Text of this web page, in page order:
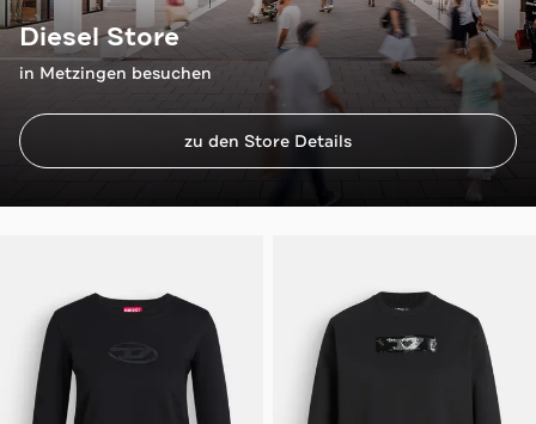
Diesel Store
in Metzingen besuchen
zu den Store Details